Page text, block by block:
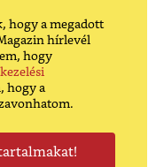
hogy a megadott
hírlevél
hogy
hogy a